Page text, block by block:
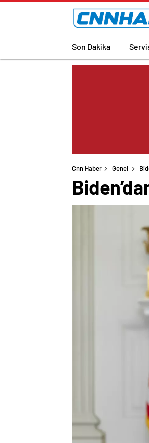
Son Dakika
Cnn Haber Genel